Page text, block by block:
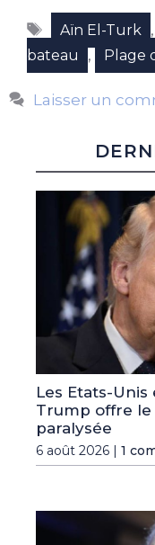
Étiquettes
Aïn El-Turk ,
bateau
, Plage
Laisser un
Les Etats-
Trump offre le
paralysée
6 août 2026 | 1